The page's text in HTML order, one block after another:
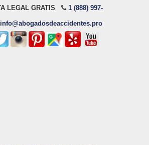
LEGAL GRATIS 1 (888) 997-
info@abogadosdeaccidentes.pro